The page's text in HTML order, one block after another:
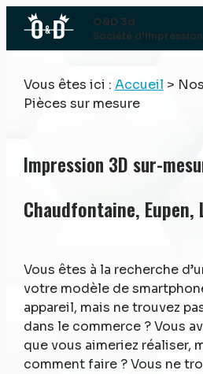
O&D 3d
Société d'impression
Vous êtes ici : Accueil >
Pièces sur mesure
Impression 3D sur-
Chaudfontaine, Eupen,
Vous êtes à la recherche
votre modèle de
appareil, mais ne trouvez
dans le commerce ? Vous
que vous aimeriez réaliser,
comment faire ? Vous ne
Panneau de gestion des cookies